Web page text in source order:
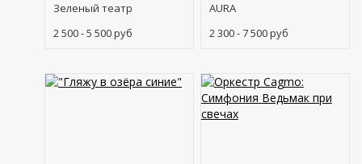
Зеленый театр
2 500 - 5 500руб
AURA
2 300 - 7 500руб